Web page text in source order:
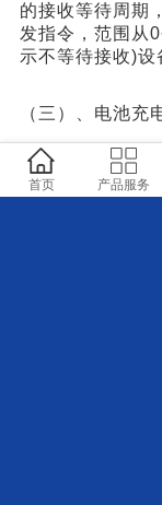
的接收等待周期
发指令，范围从
示不等待接收)设
（三）、电池充
1) 当电池电量可
2) 可以接入太阳
首页 产品服务